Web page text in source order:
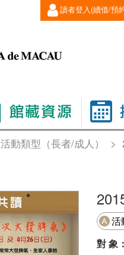
讀者登入(續借/預
活動類型（長者/成人） >
活
對 象